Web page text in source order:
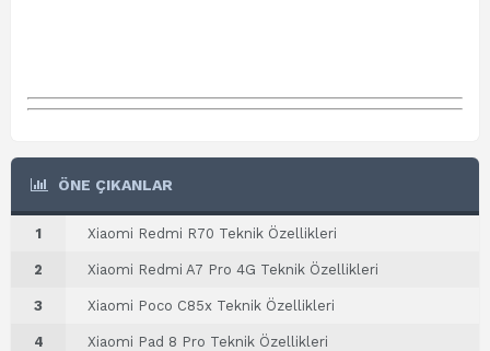
ÖNE ÇIKANLAR
1 Xiaomi Redmi R70 Teknik Özellikleri
2 Xiaomi Redmi A7 Pro 4G Teknik Özellikleri
3 Xiaomi Poco C85x Teknik Özellikleri
4 Xiaomi Pad 8 Pro Teknik Özellikleri